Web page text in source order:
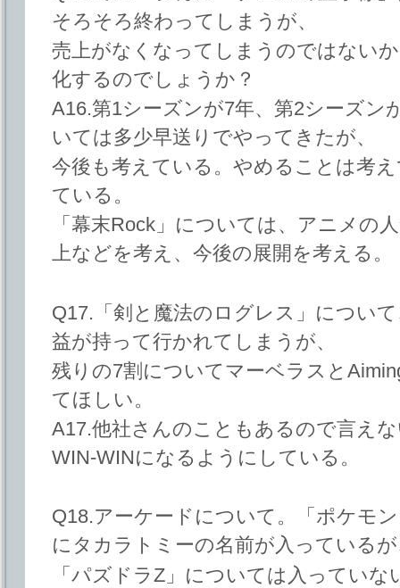
そろそろ終わってしまうが、
売上がなくなってしまうのではない
化するのでしょうか？
A16.第1シーズンが7年、第2シーズン
いては多少早送りでやってきたが、
今後も考えている。やめることは考
ている。
「幕末Rock」については、アニメの
上などを考え、今後の展開を考える。
Q17.「剣と魔法のログレス」につい
益が持って行かれてしまうが、
残りの7割についてマーベラスと
てほしい。
A17.他社さんのこともあるので言え
WIN-WINになるようにしている。
Q18.アーケードについて。「ポケモ
にタカラトミーの名前が入っている
「パズドラZ」については入ってい